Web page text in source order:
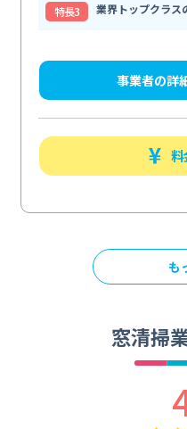
特⻑3
業界トップクラス
事業者の詳
料
も
窓清掃